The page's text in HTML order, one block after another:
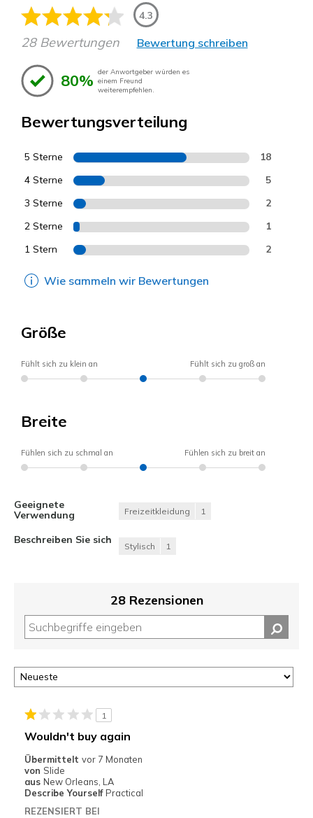
4.3
28 Bewertungen Bewertung schreiben
80% der Anwortgeber würden es
einem Freund
weiterempfehlen.
Bewertungsverteilung
5 Sterne 18
4 Sterne 5
3 Sterne 2
2 Sterne 1
1 Stern 2
Wie sammeln wir Bewertungen
Größe
Fühlt sich zu klein an Fühlt sich zu groß an
Breite
Fühlen sich zu schmal an Fühlen sich zu breit an
Geeignete
Verwendung
Freizeitkleidung 1
Beschreiben Sie sich
Stylisch 1
28 Rezensionen
1
Wouldn't buy again
Übermittelt vor 7 Monaten
von Slide
aus New Orleans, LA
Describe Yourself Practical
REZENSIERT BEI